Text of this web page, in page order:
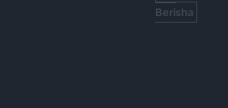
Berisha